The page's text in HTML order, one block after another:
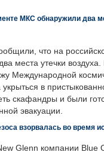
МКС обнаружили два
что на
места утечки воздуха.
Международной
в
скафандры и были
эвакуации.
взорвалась во время
Glenn компании